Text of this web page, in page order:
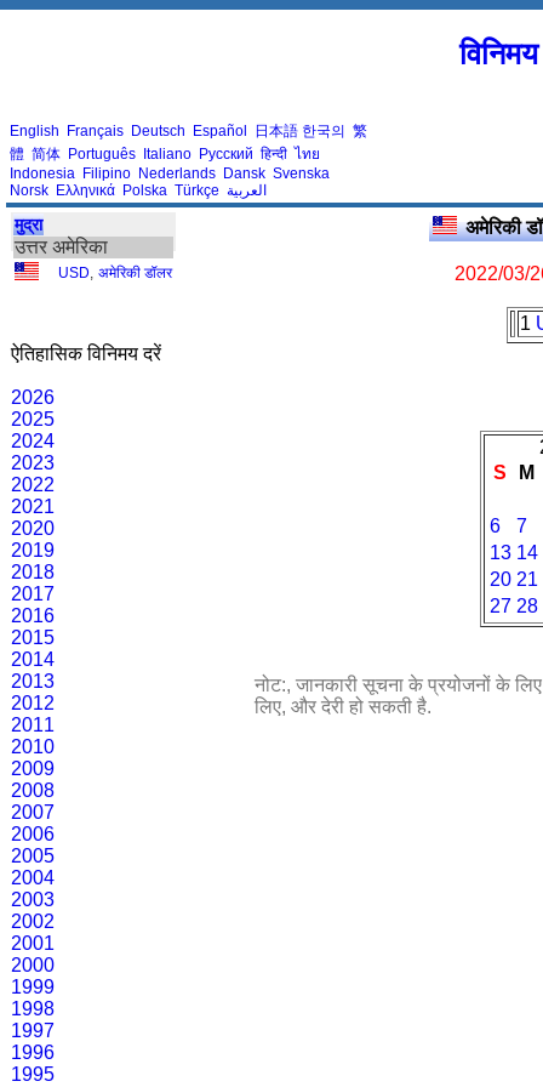
English Français Deutsch Español 日本語 한국의 繁
體 简体 Português Italiano Русский हिन्दी ไทย
Indonesia Filipino Nederlands Dansk Svenska
Norsk Ελληνικά Polska Türkçe العربية
मुद्रा
उत्तर अमेरिका
USD अमेरिकी डॉलर
ऐतिहासिक विनिमय दरें
2026
2025
2024
2023
2022
2021
2020
2019
2018
2017
2016
2015
2014
2013
2012
2011
2010
2009
2008
2007
2006
2005
2004
2003
2002
2001
2000
1999
1998
1997
1996
1995
अमेरिकी
2022/03/
1
S
M
6
7
13 14
20 21
27 28
नोट:, जानकारी सूचना के प्रयोजनों के लिए
लिए, और देरी हो सकती है.